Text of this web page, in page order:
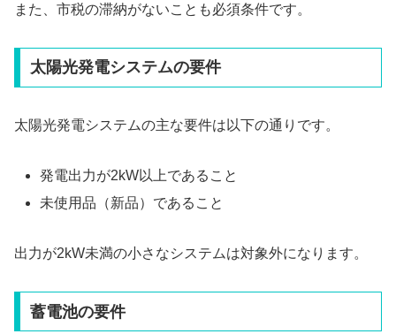
また、市税の滞納がないことも必須条件です。
太陽光発電システムの要件
太陽光発電システムの主な要件は以下の通りです。
発電出力が2kW以上であること
未使用品（新品）であること
出力が2kW未満の小さなシステムは対象外になります。
蓄電池の要件